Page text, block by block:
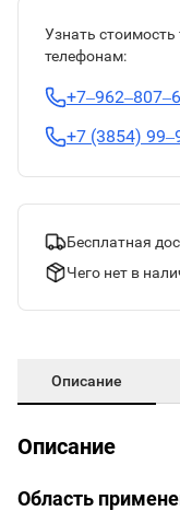
Узнать
телефонам:
+7 (3854)
Бесплатная
Чего нет в
Описание
Описание
Область